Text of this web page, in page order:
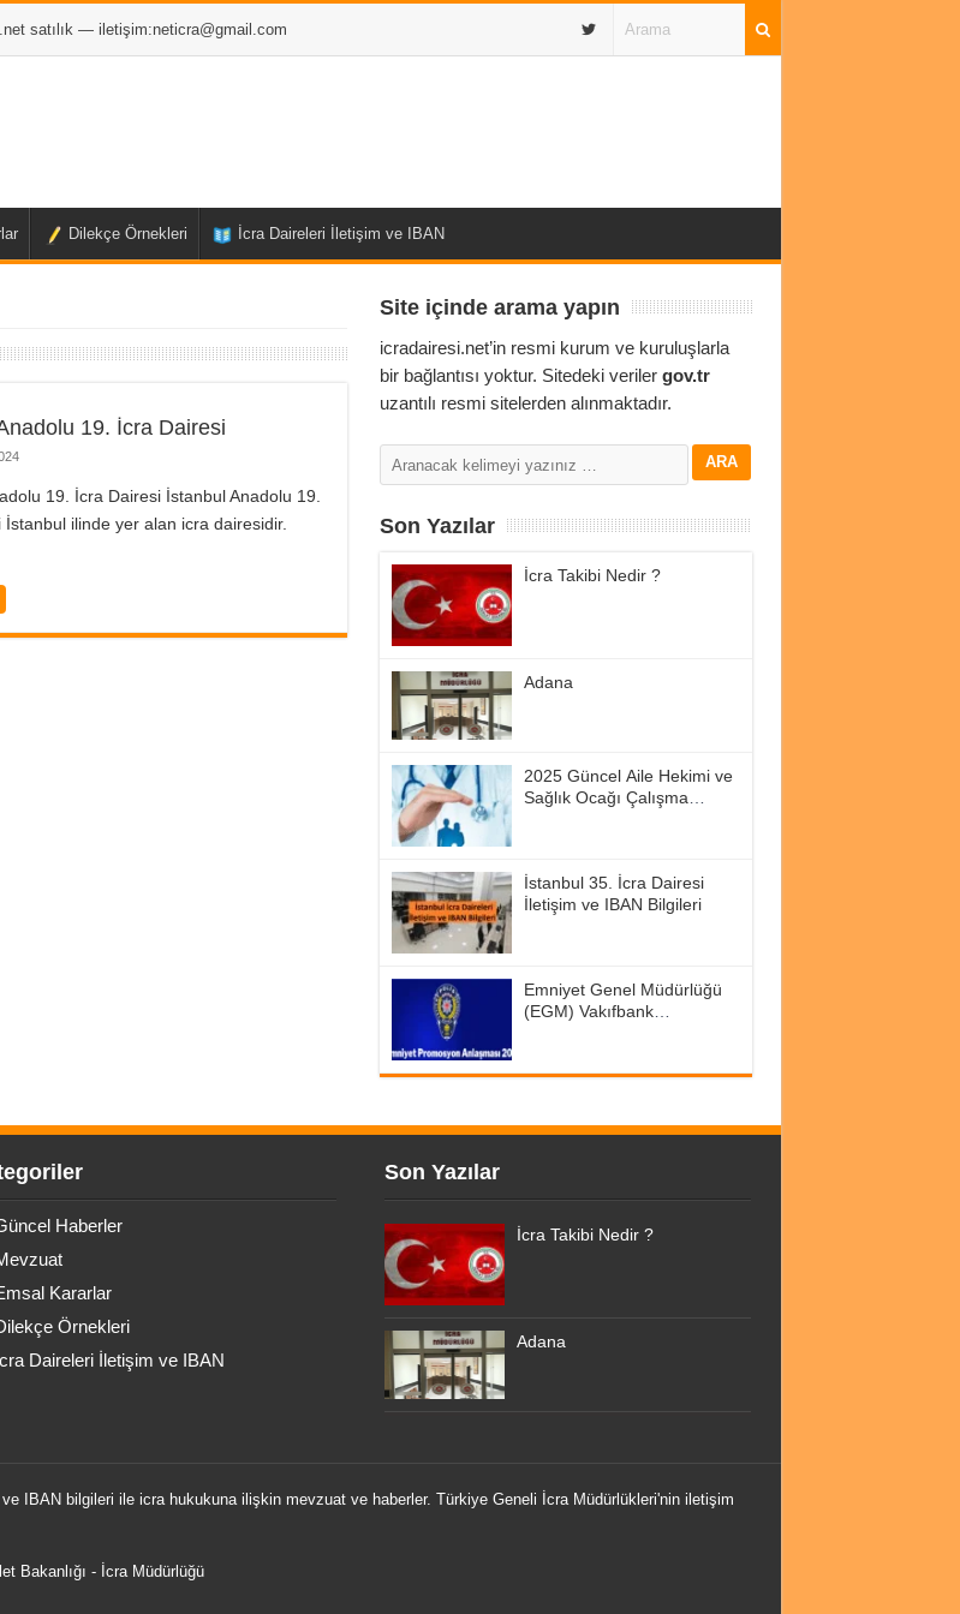
satılık — iletişim:neticra@gmail.com
Dilekçe Örnekleri İcra Daireleri İletişim ve IBAN
19. İcra Dairesi
19. İcra Dairesi İstanbul Anadolu 19.
İstanbul ilinde yer alan icra dairesidir.
Site içinde arama yapın
icradairesi.net’in resmi kurum ve kuruluşlarla
bir bağlantısı yoktur. Sitedeki veriler gov.tr
uzantılı resmi sitelerden alınmaktadır.
Son Yazılar
İcra Takibi Nedir ?
Adana
2025 Güncel Aile Hekimi ve
Sağlık Ocağı Çalışma
İstanbul 35. İcra Dairesi
İletişim ve IBAN Bilgileri
Emniyet Genel Müdürlüğü
(EGM) Vakıfbank
Haberler
Kararlar
Örnekleri
Daireleri İletişim ve IBAN
Son Yazılar
İcra Takibi Nedir ?
Adana
IBAN bilgileri ile icra hukukuna ilişkin mevzuat ve haberler. Türkiye Geneli İcra Müdürlükleri'nin iletişim
Bakanlığı - İcra Müdürlüğü